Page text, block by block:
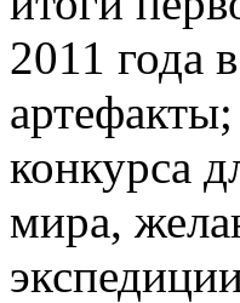
2011 года
конкурса
мира,